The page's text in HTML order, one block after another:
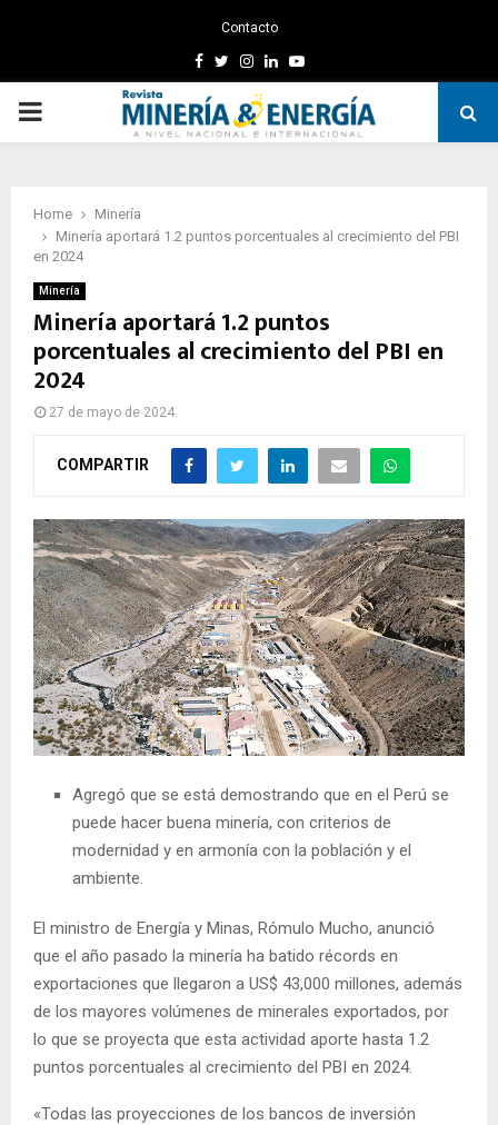
Contacto
Facebook
TwitterInstagram
LinkedinYoutube
PRIMARY
Home
Minería
Minería aportará 1.2 puntos porcentuales al crecimiento del PBI
en 2024
Minería
Minería aportará 1.2 puntos
porcentuales al crecimiento del PBI en
2024
27 de mayo de 2024
COMPARTIR
Agregó que se está demostrando que en el Perú se
puede hacer buena minería, con criterios de
modernidad y en armonía con la población y el
ambiente.
El ministro de Energía y Minas, Rómulo Mucho, anunció
que el año pasado la minería ha batido récords en
exportaciones que llegaron a US$ 43,000 millones, además
de los mayores volúmenes de minerales exportados, por
lo que se proyecta que esta actividad aporte hasta 1.2
puntos porcentuales al crecimiento del PBI en 2024.
«Todas las proyecciones de los bancos de inversión